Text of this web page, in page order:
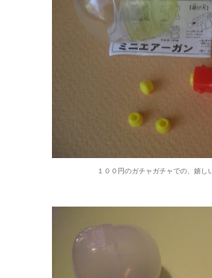
１００円のガチャガチャでの、嬉し